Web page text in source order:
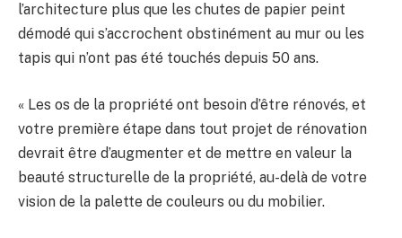
l’architecture plus que les chutes de papier peint
démodé qui s’accrochent obstinément au mur ou les
tapis qui n’ont pas été touchés depuis 50 ans.
« Les os de la propriété ont besoin d’être rénovés, et
votre première étape dans tout projet de rénovation
devrait être d’augmenter et de mettre en valeur la
beauté structurelle de la propriété, au-delà de votre
vision de la palette de couleurs ou du mobilier.